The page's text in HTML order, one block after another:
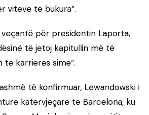
viteve të bukura”.
veçantë për presidentin Laporta,
të jetoj kapitullin më të
të karrierës sime”.
të konfirmuar, Lewandowski i
katërvjeçare te Barcelona, ku